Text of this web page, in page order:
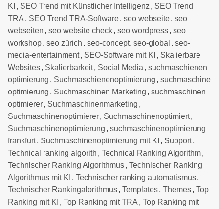
KI , SEO Trend mit Künstlicher Intelligenz , SEO Trend
TRA , SEO Trend TRA-Software, seo webseite, seo
webseiten , seo website check, seo wordpress, seo
workshop, seo zürich , seo-concept. seo-global , seo-
media-entertainment, SEO-Software mit KI , Skalierbare
Websites, Skalierbarkeit, Social Media , suchmaschienen
optimierung , Suchmaschienenoptimierung , suchmaschine
optimierung , Suchmaschinen Marketing , suchmaschinen
optimierer, Suchmaschinenmarketing ,
Suchmaschinenoptimierer, Suchmaschinenoptimiert,
Suchmaschinenoptimierung , suchmaschinenoptimierung
frankfurt, Suchmaschinenoptimierung mit KI , Support,
Technical ranking algorith , Technical Ranking Algorithm,
Technischer Ranking Algorithmus, Technischer Ranking
Algorithmus mit KI , Technischer ranking automatismus,
Technischer Rankingalorithmus, Templates, Themes, Top
Ranking mit KI , Top Ranking mit TRA , Top Ranking mit